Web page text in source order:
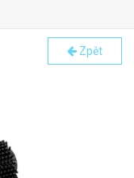
Zpět